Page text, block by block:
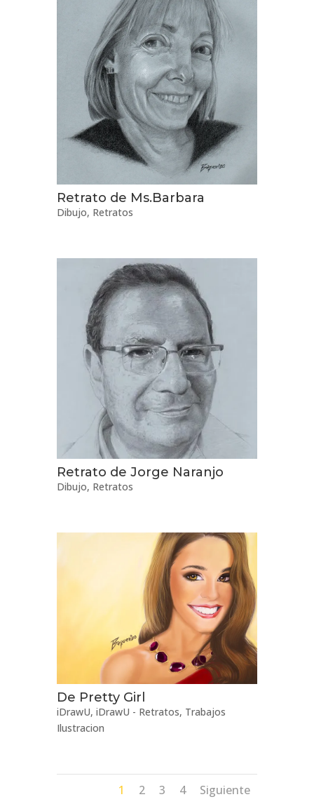
Retrato de Ms.Barbara
Dibujo, Retratos
Retrato de Jorge Naranjo
Dibujo, Retratos
De Pretty Girl
iDrawU, iDrawU - Retratos, Trabajos
Ilustracion
1 2 3 4 Siguiente